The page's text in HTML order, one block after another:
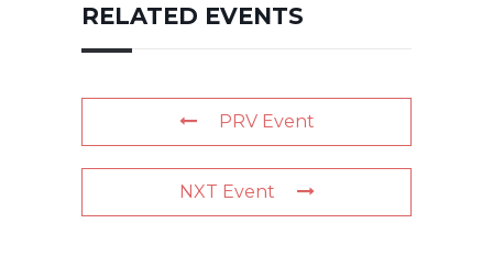
RELATED EVENTS
PRV Event
NXT Event